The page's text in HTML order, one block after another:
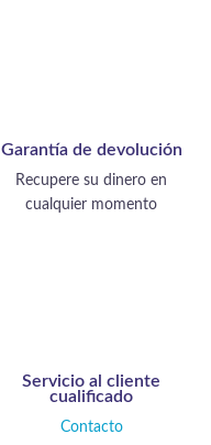
Garantía de devolución
Recupere su dinero en
cualquier momento
Servicio al cliente
cualificado
Contacto